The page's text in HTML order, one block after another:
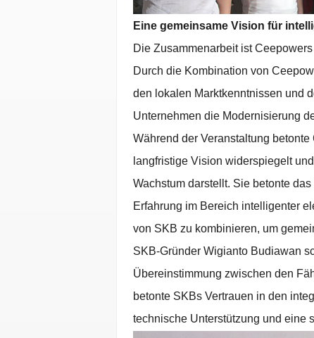
Eine gemeinsame Vision für
Die Zusammenarbeit ist
Durch die Kombination von
den lokalen Marktkenntnissen und
Unternehmen die Modernisierung
Während der Veranstaltung
langfristige Vision widerspiegelt
Wachstum darstellt. Sie betonte
Erfahrung im Bereich intelligenter
von SKB zu kombinieren, um
SKB-Gründer Wigianto Budiawan
Übereinstimmung zwischen den
betonte SKBs Vertrauen in den
technische Unterstützung und eine